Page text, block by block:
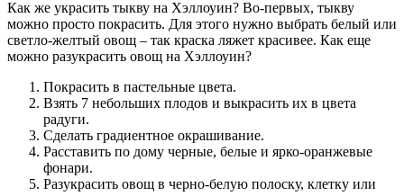
Как же украсить тыкву на Хэллоуин? Во-первых, тыкву
можно просто покрасить. Для этого нужно выбрать белый или
светло-желтый овощ – так краска ляжет красивее. Как еще
можно разукрасить овощ на Хэллоуин?
Покрасить в пастельные цвета.
Взять 7 небольших плодов и выкрасить их в цвета
радуги.
Сделать градиентное окрашивание.
Расставить по дому черные, белые и ярко-оранжевые
фонари.
Разукрасить овощ в черно-белую полоску, клетку или